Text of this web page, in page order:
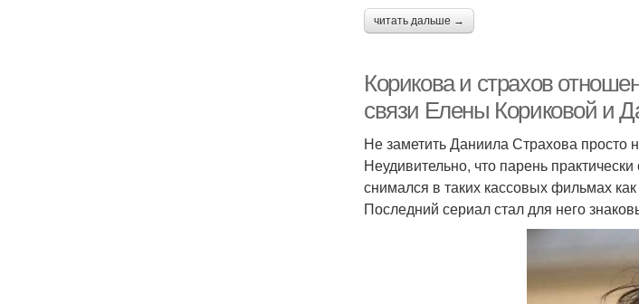
читать дальше →
Корикова и страхов
связи Елены Кориковой и
Не заметить Даниила Страхова просто
Неудивительно, что парень
снимался в таких кассовых фильмах
Последний сериал стал для него